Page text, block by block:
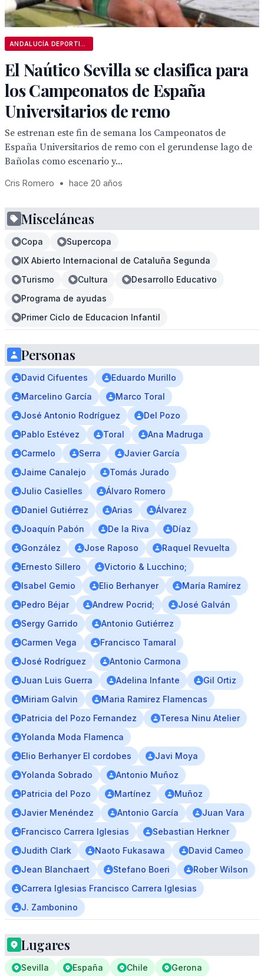
El Naútico Sevilla se clasifica para
los Campeonatos de España
Universitarios de remo
Se estrenan este fin de semana los Campeonatos de
España Universitarios de remo con el gerundense lago de
Bañolas como escenario y...
Cris Romero • hace 20 años
Misceláneas
Copa
Supercopa
IX Abierto Internacional de Cataluña Segunda
Turismo
Cultura
Desarrollo Educativo
Programa de ayudas
Primer Ciclo de Educacion Infantil
Personas
David Cifuentes
Eduardo Murillo
Marcelino García
Marco Toral
José Antonio Rodríguez
Del Pozo
Pablo Estévez
Toral
Ana Madruga
Carmelo
Serra
Javier García
Jaime Canalejo
Tomás Jurado
Julio Casielles
Álvaro Romero
Daniel Gutiérrez
Arias
Álvarez
Joaquín Pabón
De la Riva
Díaz
González
Jose Raposo
Raquel Revuelta
Ernesto Sillero
Victorio & Lucchino;
Isabel Gemio
Elio Berhanyer
María Ramírez
Pedro Béjar
Andrew Pocrid;
José Galván
Sergy Garrido
Antonio Gutiérrez
Carmen Vega
Francisco Tamaral
José Rodríguez
Antonio Carmona
Juan Luis Guerra
Adelina Infante
Gil Ortiz
Miriam Galvin
Maria Ramirez Flamencas
Patricia del Pozo Fernandez
Teresa Ninu Atelier
Yolanda Moda Flamenca
Elio Berhanyer El cordobes
Javi Moya
Yolanda Sobrado
Antonio Muñoz
Patricia del Pozo
Martínez
Muñoz
Javier Menéndez
Antonio García
Juan Vara
Francisco Carrera Iglesias
Sebastian Herkner
Judith Clark
Naoto Fukasawa
David Cameo
Jean Blanchaert
Stefano Boeri
Rober Wilson
Carrera Iglesias Francisco Carrera Iglesias
J. Zambonino
Lugares
Sevilla España Chile
Gerona